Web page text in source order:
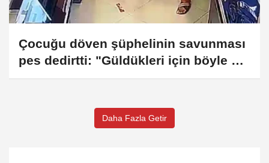
Çocuğu döven şüphelinin savunması
pes dedirtti: "Güldükleri için böyle bir
şey yaptım"
Daha Fazla Getir